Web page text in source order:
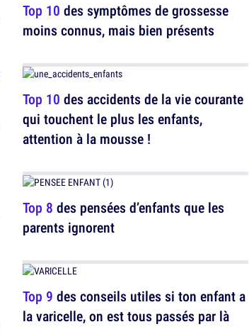
Top 10 des symptômes de grossesse
moins connus, mais bien présents
Top 10 des accidents de la vie courante
qui touchent le plus les enfants,
attention à la mousse !
Top 8 des pensées d’enfants que les
parents ignorent
Top 9 des conseils utiles si ton enfant a
la varicelle, on est tous passés par là